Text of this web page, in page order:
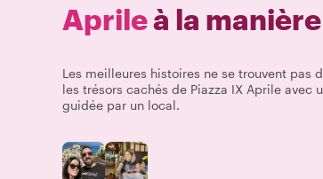
Aprileà la
Les meilleures histoires ne se trouvent pas
les trésors cachés de Piazza IX Aprile avec
guidée par un local.